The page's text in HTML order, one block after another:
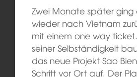
Zwei Monate später ging
wieder nach Vietnam
mit einem one way
seiner Selbständigkeit
das neue Projekt Sao
Schritt vor Ort auf. Der